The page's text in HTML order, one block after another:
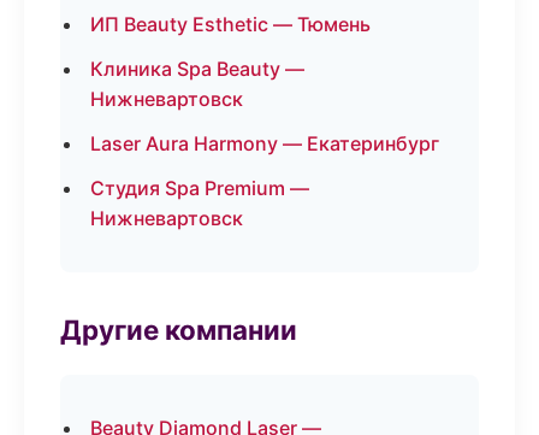
ИП Beauty Esthetic — Тюмень
Клиника Spa Beauty —
Нижневартовск
Laser Aura Harmony — Екатеринбург
Студия Spa Premium —
Нижневартовск
Другие компании
Beauty Diamond Laser —